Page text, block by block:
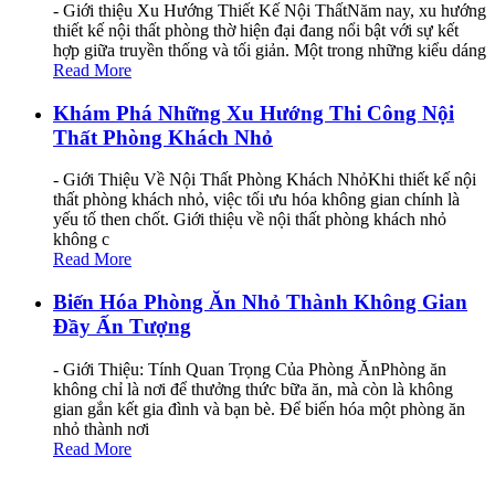
- Giới thiệu Xu Hướng Thiết Kế Nội ThấtNăm nay, xu hướng
thiết kế nội thất phòng thờ hiện đại đang nổi bật với sự kết
hợp giữa truyền thống và tối giản. Một trong những kiểu dáng
Read More
Khám Phá Những Xu Hướng Thi Công Nội
Thất Phòng Khách Nhỏ
- Giới Thiệu Về Nội Thất Phòng Khách NhỏKhi thiết kế nội
thất phòng khách nhỏ, việc tối ưu hóa không gian chính là
yếu tố then chốt. Giới thiệu về nội thất phòng khách nhỏ
không c
Read More
Biến Hóa Phòng Ăn Nhỏ Thành Không Gian
Đầy Ấn Tượng
- Giới Thiệu: Tính Quan Trọng Của Phòng ĂnPhòng ăn
không chỉ là nơi để thưởng thức bữa ăn, mà còn là không
gian gắn kết gia đình và bạn bè. Để biến hóa một phòng ăn
nhỏ thành nơi
Read More